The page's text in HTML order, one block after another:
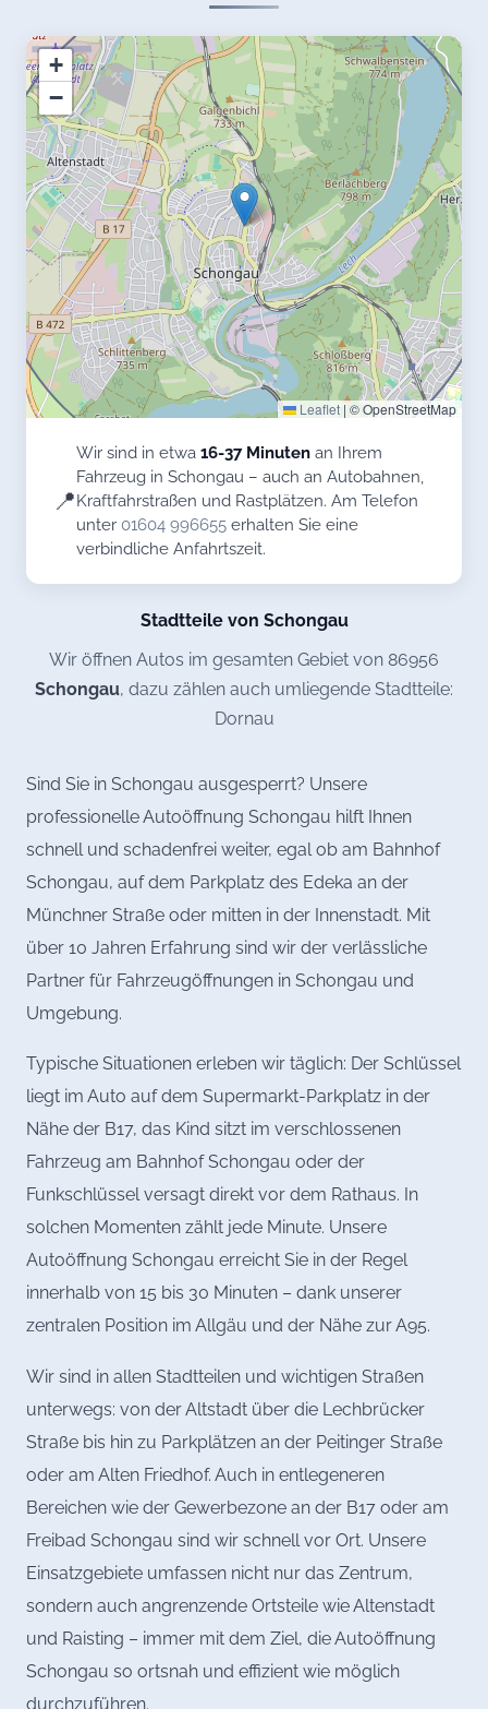
+
−
Leaflet | © OpenStreetMap
📍
Wir sind in etwa 16-37 Minuten an Ihrem
Fahrzeug in Schongau – auch an Autobahnen,
Kraftfahrstraßen und Rastplätzen. Am Telefon
unter 01604 996655 erhalten Sie eine
verbindliche Anfahrtszeit.
Stadtteile von Schongau
Wir öffnen Autos im gesamten Gebiet von 86956
Schongau, dazu zählen auch umliegende Stadtteile:
Dornau
Sind Sie in Schongau ausgesperrt? Unsere
professionelle Autoöffnung Schongau hilft Ihnen
schnell und schadenfrei weiter, egal ob am Bahnhof
Schongau, auf dem Parkplatz des Edeka an der
Münchner Straße oder mitten in der Innenstadt. Mit
über 10 Jahren Erfahrung sind wir der verlässliche
Partner für Fahrzeugöffnungen in Schongau und
Umgebung.
Typische Situationen erleben wir täglich: Der Schlüssel
liegt im Auto auf dem Supermarkt-Parkplatz in der
Nähe der B17, das Kind sitzt im verschlossenen
Fahrzeug am Bahnhof Schongau oder der
Funkschlüssel versagt direkt vor dem Rathaus. In
solchen Momenten zählt jede Minute. Unsere
Autoöffnung Schongau erreicht Sie in der Regel
innerhalb von 15 bis 30 Minuten – dank unserer
zentralen Position im Allgäu und der Nähe zur A95.
Wir sind in allen Stadtteilen und wichtigen Straßen
unterwegs: von der Altstadt über die Lechbrücker
Straße bis hin zu Parkplätzen an der Peitinger Straße
oder am Alten Friedhof. Auch in entlegeneren
Bereichen wie der Gewerbezone an der B17 oder am
Freibad Schongau sind wir schnell vor Ort. Unsere
Einsatzgebiete umfassen nicht nur das Zentrum,
sondern auch angrenzende Ortsteile wie Altenstadt
und Raisting – immer mit dem Ziel, die Autoöffnung
Schongau so ortsnah und effizient wie möglich
durchzuführen.